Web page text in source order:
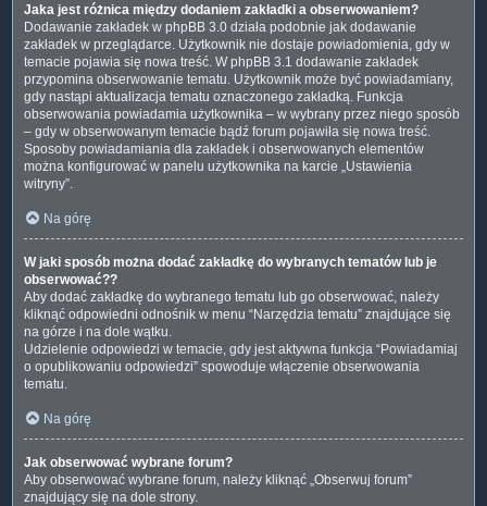
Jaka jest różnica między dodaniem zakładki a obserwowaniem?
Dodawanie zakładek w phpBB 3.0 działa podobnie jak dodawanie
zakładek w przeglądarce. Użytkownik nie dostaje powiadomienia, gdy w
temacie pojawia się nowa treść. W phpBB 3.1 dodawanie zakładek
przypomina obserwowanie tematu. Użytkownik może być powiadamiany,
gdy nastąpi aktualizacja tematu oznaczonego zakładką. Funkcja
obserwowania powiadamia użytkownika – w wybrany przez niego sposób
– gdy w obserwowanym temacie bądź forum pojawiła się nowa treść.
Sposoby powiadamiania dla zakładek i obserwowanych elementów
można konfigurować w panelu użytkownika na karcie „Ustawienia
witryny”.
Na górę
W jaki sposób można dodać zakładkę do wybranych tematów lub je
obserwować??
Aby dodać zakładkę do wybranego tematu lub go obserwować, należy
kliknąć odpowiedni odnośnik w menu “Narzędzia tematu” znajdujące się
na górze i na dole wątku.
Udzielenie odpowiedzi w temacie, gdy jest aktywna funkcja “Powiadamiaj
o opublikowaniu odpowiedzi” spowoduje włączenie obserwowania
tematu.
Na górę
Jak obserwować wybrane forum?
Aby obserwować wybrane forum, należy kliknąć „Obserwuj forum”
znajdujący się na dole strony.